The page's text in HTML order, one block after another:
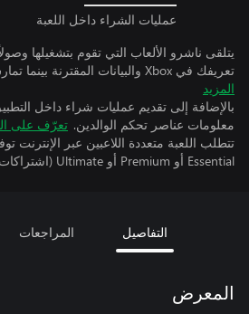
عمليات الشراء داخل اللعبة
يتلقى ناشرو الألعاب التي تقوم بتشغيلها
تعريفك في Xbox والبيانات المقترنة بينما تمارس الألعاب.
المزيد
بالإضافة إلى تقديم عمليات شراء داخل
معلومات عناصر تحكم الوالدين. تعرّف على
Essential أو Premium أو Ultimate (اشتراكات تُباع بشكل منفصل).
التفاصيل المراجعات
المعرض